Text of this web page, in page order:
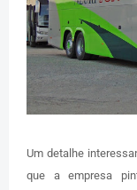
Um detalhe
que a empresa